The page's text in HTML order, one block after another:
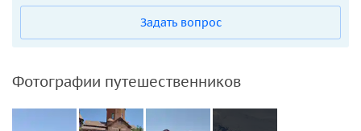
Задать вопрос
Фотографии путешественников